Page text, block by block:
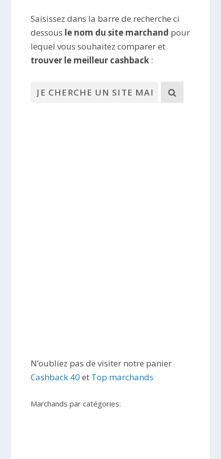
Saisissez dans la barre de recherche ci
dessous le nom du site marchand pour
lequel vous souhaitez comparer et
trouver le meilleur cashback :
N’oubliez pas de visiter notre panier
Cashback 40 et Top marchands
Marchands par catégories: